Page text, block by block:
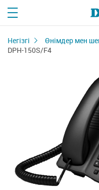
Негізгі Өнімдер мен
DPH-150S/F4